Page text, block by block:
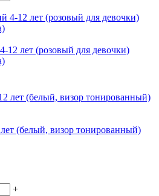
лет (розовый для девочки)
(белый, визор тонированный)
+